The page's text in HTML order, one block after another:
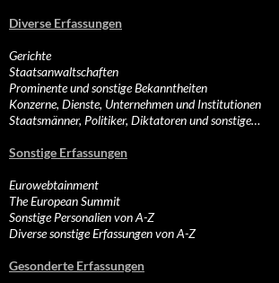
Diverse Erfassungen
Gerichte
Staatsanwaltschaften
Prominente und sonstige Bekanntheiten
Konzerne, Dienste, Unternehmen und Institutionen
Staatsmänner, Politiker, Diktatoren und sonstige…
Sonstige Erfassungen
Eurowebtainment
The European Summit
Sonstige Personalien von A-Z
Diverse sonstige Erfassungen von A-Z
Gesonderte Erfassungen